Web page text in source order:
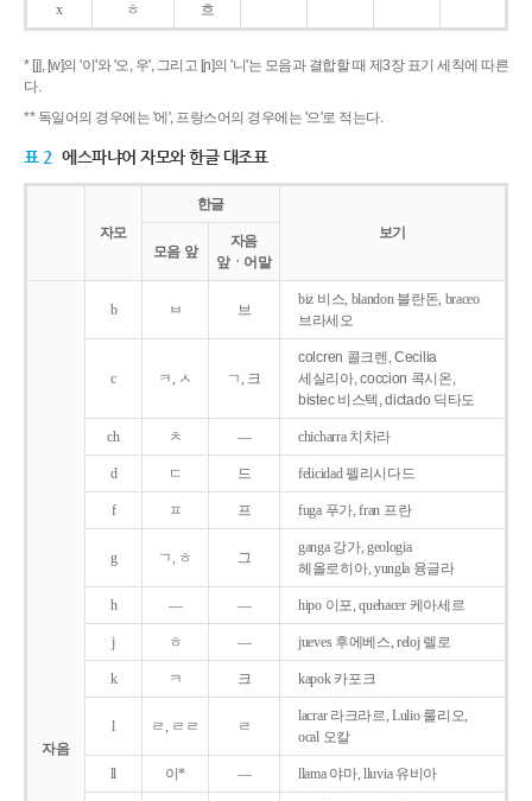
x ㅎ 흐
* [j], [w]의 '이'와 '오, 우', 그리고 [ɲ]의 '니'는 모음과 결합할 때 제3장 표기 세칙에 따른
다.
** 독일어의 경우에는 '에', 프랑스어의 경우에는 '으'로 적는다.
표 2 에스파냐어 자모와 한글 대조표
자모
한글
보기
모음 앞
자음
앞ㆍ어말
자음
b ㅂ 브
biz 비스, blandon 블란돈, braceo
브라세오
c ㅋ, ㅅ ㄱ, 크
colcren 콜크렌, Cecilia
세실리아, coccion 콕시온,
bistec 비스텍, dictado 딕타도
ch ㅊ ― chicharra 치차라
d ㄷ 드 felicidad 펠리시다드
f ㅍ 프 fuga 푸가, fran 프란
g ㄱ, ㅎ 그
ganga 강가, geologia
헤올로히아, yungla 융글라
h ― ― hipo 이포, quehacer 케아세르
j ㅎ ― jueves 후에베스, reloj 렐로
k ㅋ 크 kapok 카포크
l ㄹ, ㄹㄹ ㄹ
lacrar 라크라르, Lulio 룰리오,
ocal 오칼
ll 이* ― llama 야마, lluvia 유비아